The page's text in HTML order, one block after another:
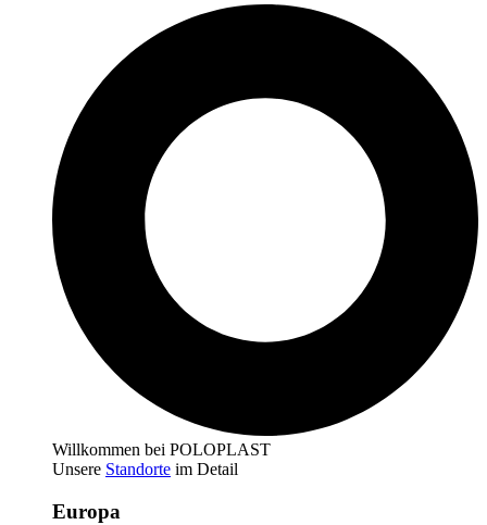
Willkommen bei POLOPLAST
Unsere Standorte im Detail
Europa